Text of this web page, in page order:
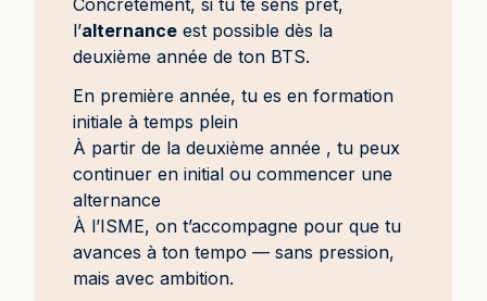
Concrètement, si tu te sens prêt,
l’alternance est possible dès la
deuxième année de ton BTS.
En première année, tu es en formation
initiale à temps plein
À partir de la deuxième année , tu peux
continuer en initial ou commencer une
alternance
À l’ISME, on t’accompagne pour que tu
avances à ton tempo — sans pression,
mais avec ambition.